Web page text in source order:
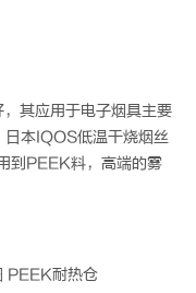
其应用于电子烟具主要
日本IQOS低温干烧烟丝
到PEEK料，高端的雾
仓